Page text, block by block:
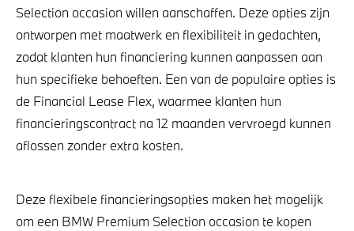
Selection occasion willen aanschaffen. Deze opties zijn
ontworpen met maatwerk en flexibiliteit in gedachten,
zodat klanten hun financiering kunnen aanpassen aan
hun specifieke behoeften. Een van de populaire opties is
de Financial Lease Flex, waarmee klanten hun
financieringscontract na 12 maanden vervroegd kunnen
aflossen zonder extra kosten.
Deze flexibele financieringsopties maken het mogelijk
om een BMW Premium Selection occasion te kopen